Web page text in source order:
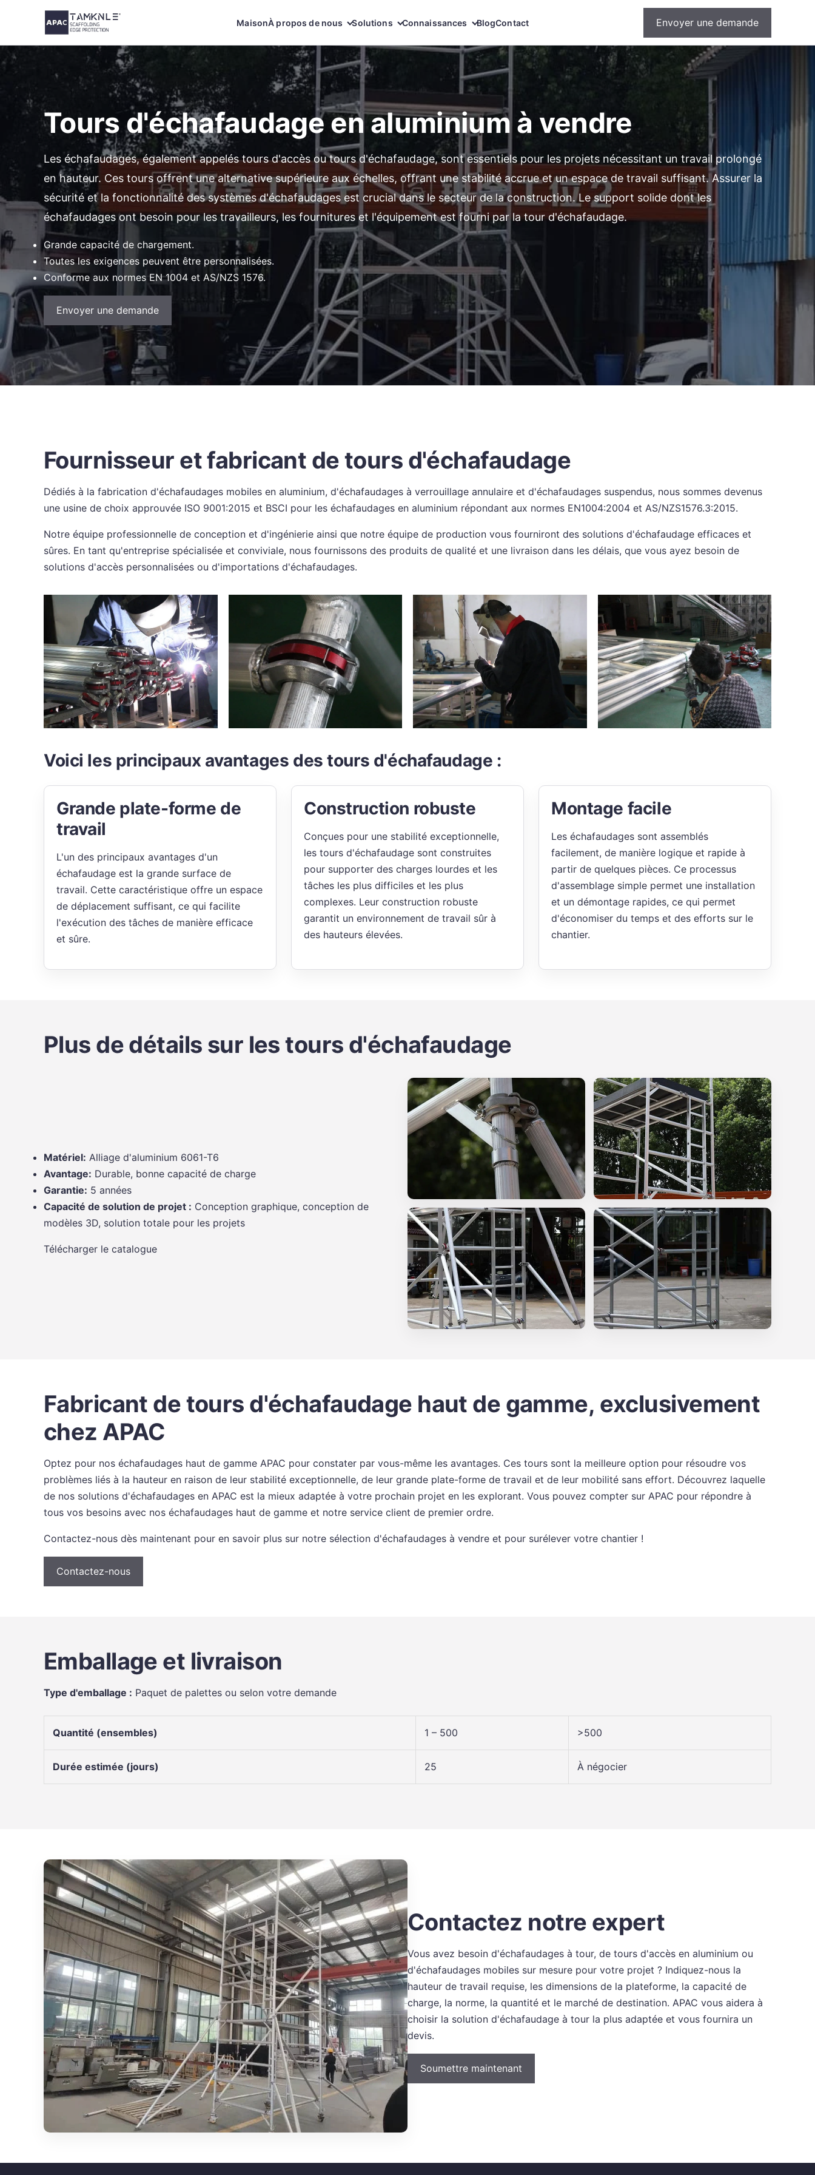
MaisonÀ propos de nous Solutions Connaissances BlogContact Envoyer une demande
Tours d'échafaudage en aluminium à vendre
Les échafaudages, également appelés tours d'accès ou tours d'échafaudage, sont essentiels pour les projets nécessitant un travail prolongé
en hauteur. Ces tours offrent une alternative supérieure aux échelles, offrant une stabilité accrue et un espace de travail suffisant. Assurer la
sécurité et la fonctionnalité des systèmes d'échafaudages est crucial dans le secteur de la construction. Le support solide dont les
échafaudages ont besoin pour les travailleurs, les fournitures et l'équipement est fourni par la tour d'échafaudage.
Grande capacité de chargement.
Toutes les exigences peuvent être personnalisées.
Conforme aux normes EN 1004 et AS/NZS 1576.
Envoyer une demande
Fournisseur et fabricant de tours d'échafaudage
Dédiés à la fabrication d'échafaudages mobiles en aluminium, d'échafaudages à verrouillage annulaire et d'échafaudages suspendus, nous sommes devenus
une usine de choix approuvée ISO 9001:2015 et BSCI pour les échafaudages en aluminium répondant aux normes EN1004:2004 et AS/NZS1576.3:2015.
Notre équipe professionnelle de conception et d'ingénierie ainsi que notre équipe de production vous fourniront des solutions d'échafaudage efficaces et
sûres. En tant qu'entreprise spécialisée et conviviale, nous fournissons des produits de qualité et une livraison dans les délais, que vous ayez besoin de
solutions d'accès personnalisées ou d'importations d'échafaudages.
Voici les principaux avantages des tours d'échafaudage :
Grande plate-forme de
travail
L'un des principaux avantages d'un
échafaudage est la grande surface de
travail. Cette caractéristique offre un espace
de déplacement suffisant, ce qui facilite
l'exécution des tâches de manière efficace
et sûre.
Construction robuste
Conçues pour une stabilité exceptionnelle,
les tours d'échafaudage sont construites
pour supporter des charges lourdes et les
tâches les plus difficiles et les plus
complexes. Leur construction robuste
garantit un environnement de travail sûr à
des hauteurs élevées.
Montage facile
Les échafaudages sont assemblés
facilement, de manière logique et rapide à
partir de quelques pièces. Ce processus
d'assemblage simple permet une installation
et un démontage rapides, ce qui permet
d'économiser du temps et des efforts sur le
chantier.
Plus de détails sur les tours d'échafaudage
Matériel: Alliage d'aluminium 6061-T6
Avantage: Durable, bonne capacité de charge
Garantie: 5 années
Capacité de solution de projet : Conception graphique, conception de
modèles 3D, solution totale pour les projets
Télécharger le catalogue
Fabricant de tours d'échafaudage haut de gamme, exclusivement
chez APAC
Optez pour nos échafaudages haut de gamme APAC pour constater par vous-même les avantages. Ces tours sont la meilleure option pour résoudre vos
problèmes liés à la hauteur en raison de leur stabilité exceptionnelle, de leur grande plate-forme de travail et de leur mobilité sans effort. Découvrez laquelle
de nos solutions d'échafaudages en APAC est la mieux adaptée à votre prochain projet en les explorant. Vous pouvez compter sur APAC pour répondre à
tous vos besoins avec nos échafaudages haut de gamme et notre service client de premier ordre.
Contactez-nous dès maintenant pour en savoir plus sur notre sélection d'échafaudages à vendre et pour surélever votre chantier !
Contactez-nous
Emballage et livraison
Type d'emballage : Paquet de palettes ou selon votre demande
Quantité (ensembles) 1 – 500 >500
Durée estimée (jours) 25 À négocier
Contactez notre expert
Vous avez besoin d'échafaudages à tour, de tours d'accès en aluminium ou
d'échafaudages mobiles sur mesure pour votre projet ? Indiquez-nous la
hauteur de travail requise, les dimensions de la plateforme, la capacité de
charge, la norme, la quantité et le marché de destination. APAC vous aidera à
choisir la solution d'échafaudage à tour la plus adaptée et vous fournira un
devis.
Soumettre maintenant